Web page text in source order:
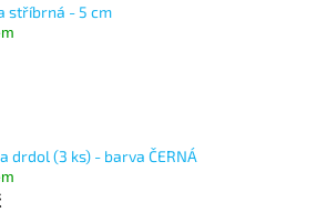
stříbrná - 5 cm
drdol (3 ks) - barva ČERNÁ